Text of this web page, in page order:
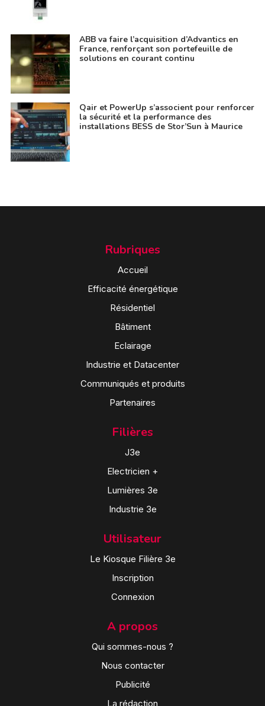
ABB va faire l’acquisition d’Advantics en
France, renforçant son portefeuille de
solutions en courant continu
Qair et PowerUp s’associent pour renforcer
la sécurité et la performance des
installations BESS de Stor’Sun à Maurice
Rubriques
Accueil
Efficacité énergétique
Résidentiel
Bâtiment
Eclairage
Industrie et Datacenter
Communiqués et produits
Partenaires
Filières
J3e
Electricien +
Lumières 3e
Industrie 3e
Utilisateur
Le Kiosque Filière 3e
Inscription
Connexion
A propos
Qui sommes-nous ?
Nous contacter
Publicité
La rédaction